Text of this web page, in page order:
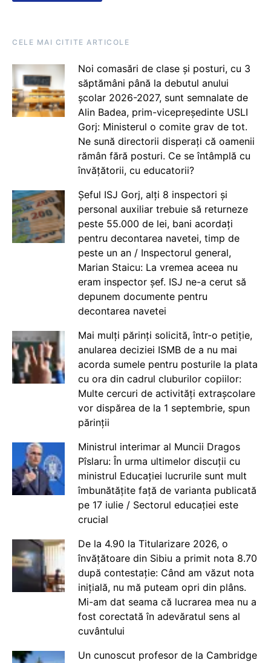
CELE MAI CITITE ARTICOLE
Noi comasări de clase și posturi, cu 3
săptămâni până la debutul anului
școlar 2026-2027, sunt semnalate de
Alin Badea, prim-vicepreședinte USLI
Gorj: Ministerul o comite grav de tot.
Ne sună directorii disperați că oamenii
rămân fără posturi. Ce se întâmplă cu
învățătorii, cu educatorii?
Șeful ISJ Gorj, alți 8 inspectori și
personal auxiliar trebuie să returneze
peste 55.000 de lei, bani acordați
pentru decontarea navetei, timp de
peste un an / Inspectorul general,
Marian Staicu: La vremea aceea nu
eram inspector șef. ISJ ne-a cerut să
depunem documente pentru
decontarea navetei
Mai mulți părinți solicită, într-o petiție,
anularea deciziei ISMB de a nu mai
acorda sumele pentru posturile la plata
cu ora din cadrul cluburilor copiilor:
Multe cercuri de activități extrașcolare
vor dispărea de la 1 septembrie, spun
părinții
Ministrul interimar al Muncii Dragos
Pîslaru: În urma ultimelor discuții cu
ministrul Educației lucrurile sunt mult
îmbunătățite față de varianta publicată
pe 17 iulie / Sectorul educației este
crucial
De la 4.90 la Titularizare 2026, o
învățătoare din Sibiu a primit nota 8.70
după contestație: Când am văzut nota
inițială, nu mă puteam opri din plâns.
Mi-am dat seama că lucrarea mea nu a
fost corectată în adevăratul sens al
cuvântului
Un cunoscut profesor de la Cambridge